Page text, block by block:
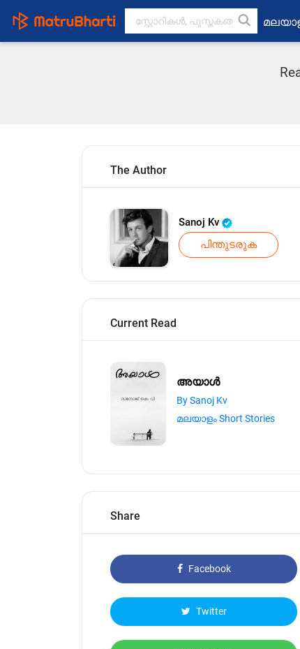
The Author
Sanoj Kv
പിന്തുടരുക
Current Read
അയാൾ
By Sanoj Kv
മലയാളം Short Stories
Share
Facebook
Twitter